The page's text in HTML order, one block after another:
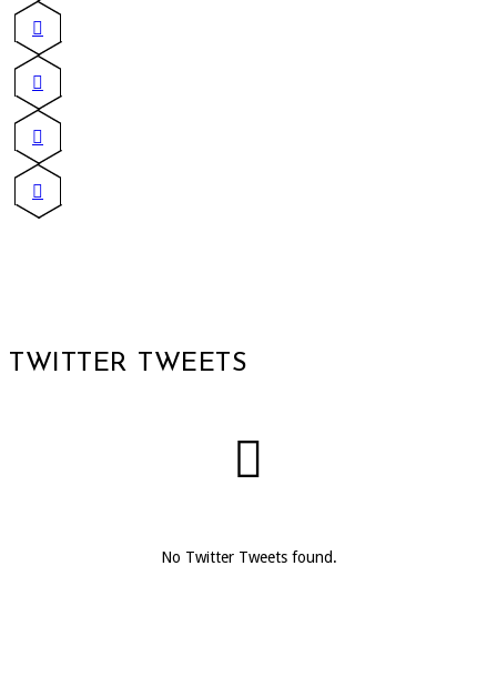
TWITTER TWEETS
No Twitter Tweets found.